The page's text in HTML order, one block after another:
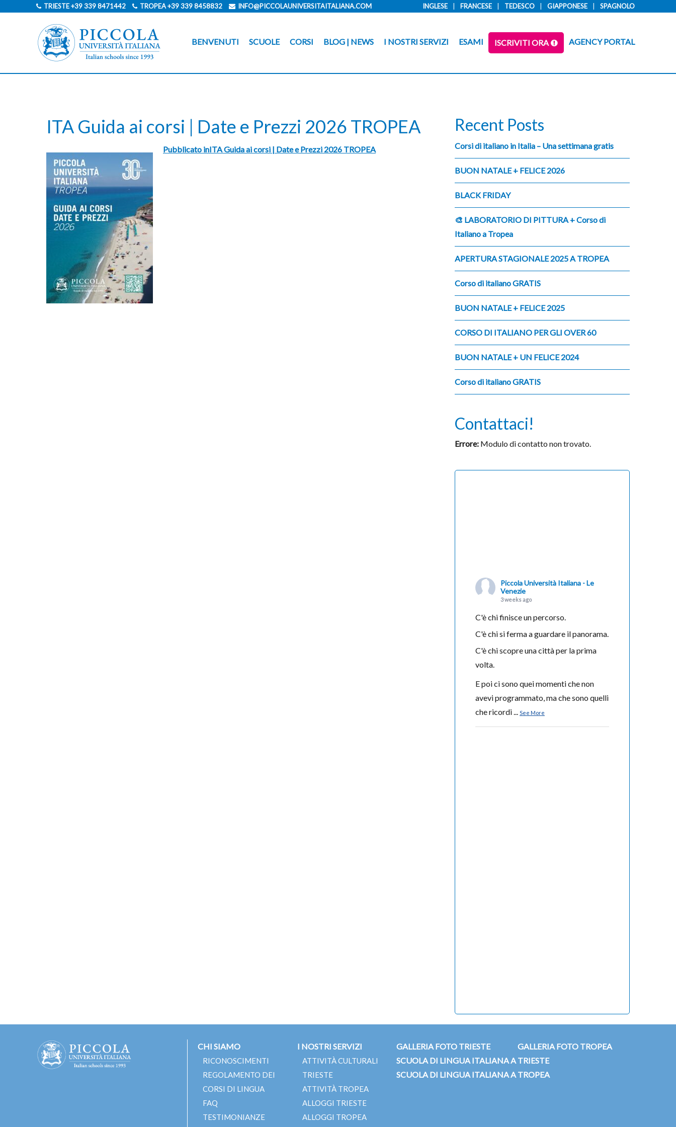
TRIESTE+39 339 8471442 TROPEA+39 339 8458832 INFO@PICCOLAUNIVERSITAITALIANA.COM INGLESE FRANCESE TEDESCO GIAPPONESE SPAGNOLO
BENVENUTI SCUOLE CORSI BLOG | NEWS I NOSTRI SERVIZI ESAMI ISCRIVITI ORA AGENCY PORTAL
ITA Guida ai corsi | Date e Prezzi 2026 TROPEA
Navigazione
articoli
Pubblicato inITA Guida ai corsi | Date e Prezzi 2026 TROPEA
Recent Posts
Corsi di italiano in Italia – Una settimana gratis
BUON NATALE + FELICE 2026
BLACK FRIDAY
🎨 LABORATORIO DI PITTURA + Corso di
Italiano a Tropea
APERTURA STAGIONALE 2025 A TROPEA
Corso di italiano GRATIS
BUON NATALE + FELICE 2025
CORSO DI ITALIANO PER GLI OVER 60
BUON NATALE + UN FELICE 2024
Corso di italiano GRATIS
Contattaci!
Errore: Modulo di contatto non trovato.
Piccola Università Italiana - Le
Venezie
3 weeks ago
C'è chi finisce un percorso.
C'è chi si ferma a guardare il panorama.
C'è chi scopre una città per la prima
volta.
E poi ci sono quei momenti che non
avevi programmato, ma che sono quelli
che ricordi... See More
CHI SIAMO
RICONOSCIMENTI
REGOLAMENTO DEI
CORSI DI LINGUA
FAQ
TESTIMONIANZE
I NOSTRI SERVIZI
ATTIVITÀ CULTURALI
TRIESTE
ATTIVITÀ TROPEA
ALLOGGI TRIESTE
ALLOGGI TROPEA
GALLERIA FOTO TRIESTE
GALLERIA FOTO TROPEA
SCUOLA DI LINGUA ITALIANA A TRIESTE
SCUOLA DI LINGUA ITALIANA A TROPEA